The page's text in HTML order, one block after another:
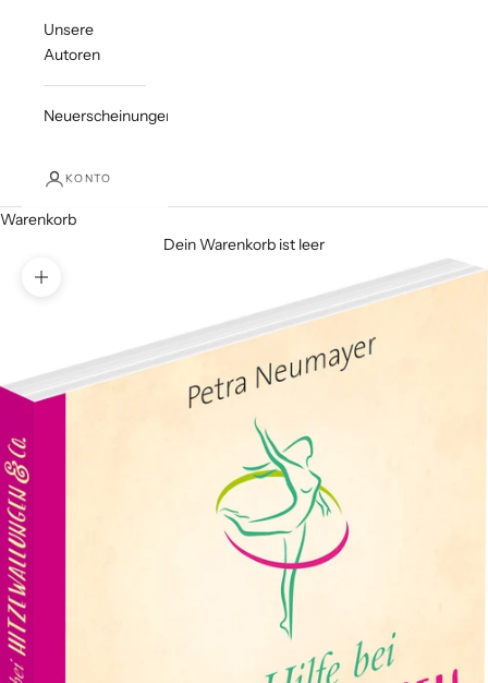
Unsere
Autoren
Neuerscheinungen
KONTO
Warenkorb
Dein Warenkorb ist leer
Bild vergrößern